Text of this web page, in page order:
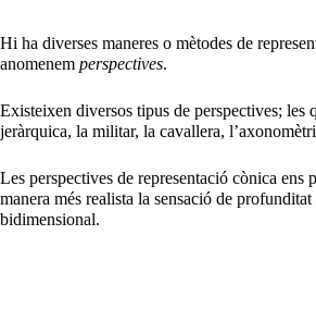
Hi ha diverses maneres o mètodes de
anomenem perspectives.
Existeixen diversos tipus de perspectives; les
jeràrquica, la militar, la cavallera,
Les perspectives de representació cònica ens
manera més realista la sensació de
bidimensional.